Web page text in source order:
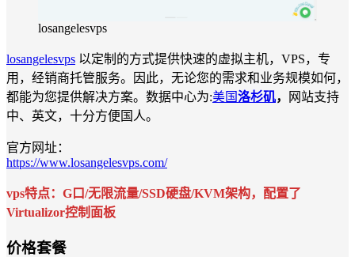
losangelesvps
losangelesvps 以定制的方式提供快速的虚拟主机，VPS，专
用，经销商托管服务。因此，无论您的需求和业务规模如何，
都能为您提供解决方案。数据中心为:美国洛杉矶，
网站支持
中、英文，十分方便国人。
官方网址：
https://www.losangelesvps.com/
vps特点：G口/无限流量/SSD硬盘/KVM架构，配置了
Virtualizor控制面板
价格套餐